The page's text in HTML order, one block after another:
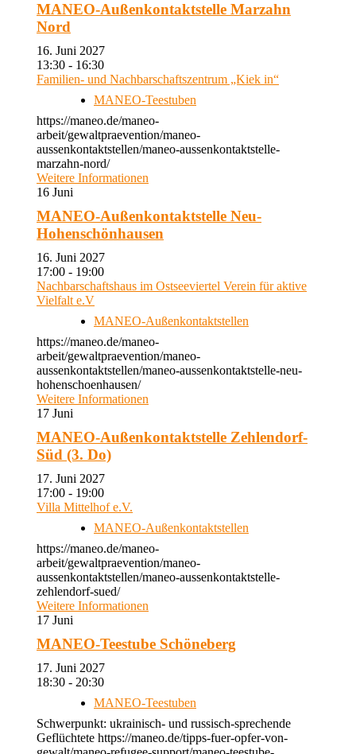
MANEO-Außenkontaktstelle Marzahn
Nord
16. Juni 2027
13:30 - 16:30
Familien- und Nachbarschaftszentrum „Kiek in“
MANEO-Teestuben
https://maneo.de/maneo-
arbeit/gewaltpraevention/maneo-
aussenkontaktstellen/maneo-aussenkontaktstelle-
marzahn-nord/
Weitere Informationen
16 Juni
MANEO-Außenkontaktstelle Neu-
Hohenschönhausen
16. Juni 2027
17:00 - 19:00
Nachbarschaftshaus im Ostseeviertel Verein für aktive
Vielfalt e.V
MANEO-Außenkontaktstellen
https://maneo.de/maneo-
arbeit/gewaltpraevention/maneo-
aussenkontaktstellen/maneo-aussenkontaktstelle-neu-
hohenschoenhausen/
Weitere Informationen
17 Juni
MANEO-Außenkontaktstelle Zehlendorf-
Süd (3. Do)
17. Juni 2027
17:00 - 19:00
Villa Mittelhof e.V.
MANEO-Außenkontaktstellen
https://maneo.de/maneo-
arbeit/gewaltpraevention/maneo-
aussenkontaktstellen/maneo-aussenkontaktstelle-
zehlendorf-sued/
Weitere Informationen
17 Juni
MANEO-Teestube Schöneberg
17. Juni 2027
18:30 - 20:30
MANEO-Teestuben
Schwerpunkt: ukrainisch- und russisch-sprechende
Geflüchtete https://maneo.de/tipps-fuer-opfer-von-